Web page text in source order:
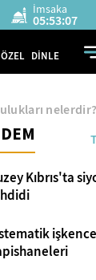
İmsaka
05:53:06
DİNLE
nelerdir?
Kıbrıs'ta